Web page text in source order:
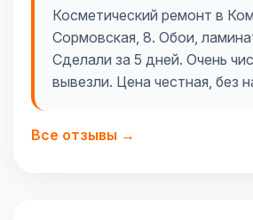
Косметический ремонт в
Сормовская, 8. Обои,
Сделали за 5 дней. Очень
вывезли. Цена честная, без
Все отзывы →